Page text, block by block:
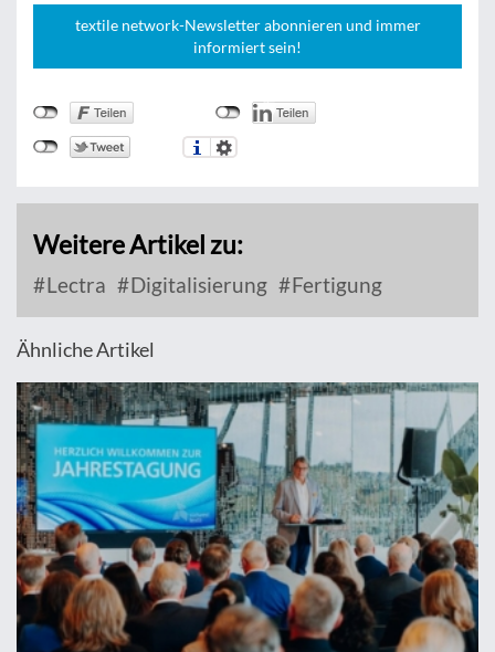
textile network-Newsletter abonnieren und immer
informiert sein!
Weitere Artikel zu:
Lectra Digitalisierung Fertigung
Ähnliche Artikel